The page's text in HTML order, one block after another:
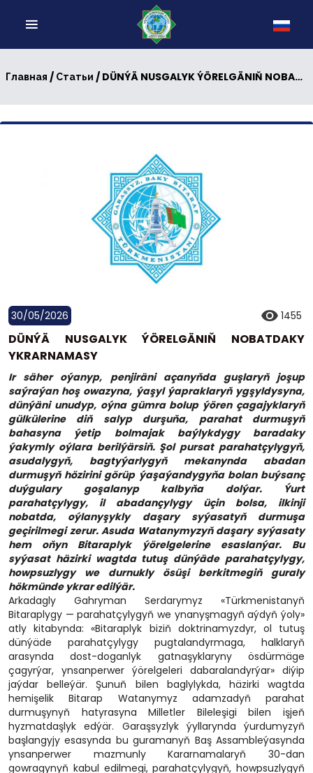
Главная / Статьи / DÜNÝÄ NUSGALYK ÝÖRELGÄNIŇ NOBATDAKY YKRARNAMASY
30/05/2026 1455
DÜNÝÄ NUSGALYK ÝÖRELGÄNIŇ NOBATDAKY
YKRARNAMASY
Ir säher oýanyp, penjiräni açanyňda guşlaryň joşup
saýraýan hoş owazyna, ýaşyl ýapraklaryň ygşyldysyna,
dünýäni unudyp, oýna gümra bolup ýören çagajyklaryň
gülkülerine diň salyp durşuňa, parahat durmuşyň
bahasyna ýetip bolmajak baýlykdygy baradaky
ýakymly oýlara berilýärsiň. Şol pursat parahatçylygyň,
asudalygyň, bagtyýarlygyň mekanynda abadan
durmuşyň hözirini görüp ýaşaýandygyňa bolan buýsanç
duýgulary goşalanyp kalbyňa dolýar. Ýurt
parahatçylygy, il abadançylygy üçin bolsa, ilkinji
nobatda, oýlanyşykly daşary syýasatyň durmuşa
geçirilmegi zerur. Asuda Watanymyzyň daşary syýasaty
hem oňyn Bitaraplyk ýörelgelerine esaslanýar. Bu
syýasat häzirki wagtda tutuş dünýäde parahatçylygy,
howpsuzlygy we durnukly ösüşi berkitmegiň guraly
hökmünde ykrar edilýär.
Arkadagly Gahryman Serdarymyz «Türkmenistanyň
Bitaraplygy — parahatçylygyň we ynanyşmagyň aýdyň ýoly»
atly kitabynda: «Bitaraplyk biziň doktrinamyzdyr, ol tutuş
dünýäde parahatçylygy pugtalandyrmaga, halklaryň
arasynda dost-doganlyk gatnaşyklaryny ösdürmäge
çagyrýar, ynsanperwer ýörelgeleri dabaralandyrýar» diýip
jaýdar belleýär. Şunuň bilen baglylykda, häzirki wagtda
hemişelik Bitarap Watanymyz adamzadyň parahat
durmuşynyň hatyrasyna Milletler Bileleşigi bilen işjeň
hyzmatdaşlyk edýär. Garaşsyzlyk ýyllarynda ýurdumyzyň
başlangyjy esasynda bu guramanyň Baş Assambleýasynda
ynsanperwer mazmunly Kararnamalaryň 30-dan
gowragynyň kabul edilmegi, parahatçylygyň, howpsuzlygyň